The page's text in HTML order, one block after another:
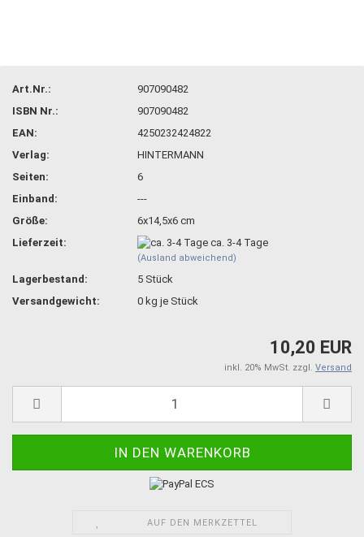
Art.Nr.:
907090482
ISBN Nr.:
907090482
EAN:
4250232424822
Verlag:
HINTERMANN
Seiten:
6
Einband:
---
Größe:
6x14,5x6 cm
Lieferzeit:
ca. 3-4 Tage
(Ausland abweichend)
Lagerbestand: 5 Stück
Versandgewicht:
0 kg je Stück
10,20 EUR
inkl. 20% MwSt. zzgl. Versand
AUF DEN MERKZETTEL